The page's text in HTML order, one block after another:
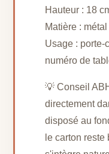
Hauteur : 18
Matière :
Usage : porte-
numéro de
💡 Conseil
directement
disposé au
le carton